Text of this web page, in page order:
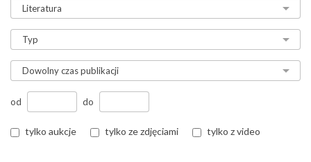
od do
tylko aukcje tylko ze zdjęciami tylko z video